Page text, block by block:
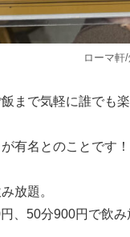
ローマ軒
まで気軽に誰でも
有名とのことです！
放題。
、50分900円で飲み